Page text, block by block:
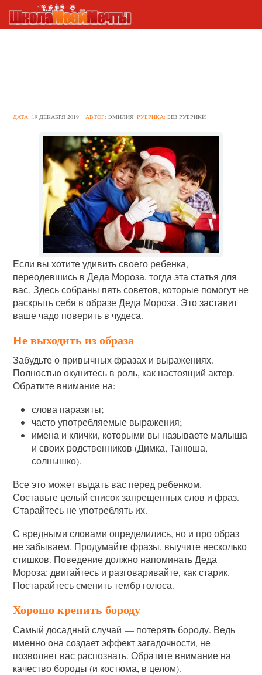
ДАТА: 19 ДЕКАБРЯ 2019 АВТОР:ЭМИЛИЯ РУБРИКА:БЕЗ РУБРИКИ
Если вы хотите удивить своего ребенка,
переодевшись в Деда Мороза, тогда эта статья для
вас. Здесь собраны пять советов, которые помогут не
раскрыть себя в образе Деда Мороза. Это заставит
ваше чадо поверить в чудеса.
Не выходить из образа
Забудьте о привычных фразах и выражениях.
Полностью окунитесь в роль, как настоящий актер.
Обратите внимание на:
слова паразиты;
часто употребляемые выражения;
имена и клички, которыми вы называете малыша
и своих родственников (Димка, Танюша,
солнышко).
Все это может выдать вас перед ребенком.
Составьте целый список запрещенных слов и фраз.
Старайтесь не употреблять их.
С вредными словами определились, но и про образ
не забываем. Продумайте фразы, выучите несколько
стишков. Поведение должно напоминать Деда
Мороза: двигайтесь и разговаривайте, как старик.
Постарайтесь сменить тембр голоса.
Хорошо крепить бороду
Самый досадный случай — потерять бороду. Ведь
именно она создает эффект загадочности, не
позволяет вас распознать. Обратите внимание на
качество бороды (и костюма, в целом).